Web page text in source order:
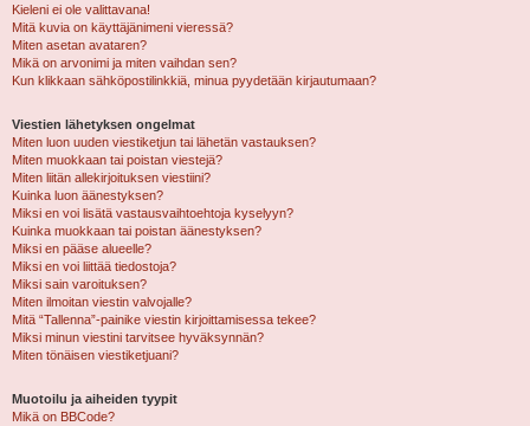
Kieleni ei ole valittavana!
Mitä kuvia on käyttäjänimeni vieressä?
Miten asetan avataren?
Mikä on arvonimi ja miten vaihdan sen?
Kun klikkaan sähköpostilinkkiä, minua pyydetään kirjautumaan?
Viestien lähetyksen ongelmat
Miten luon uuden viestiketjun tai lähetän vastauksen?
Miten muokkaan tai poistan viestejä?
Miten liitän allekirjoituksen viestiini?
Kuinka luon äänestyksen?
Miksi en voi lisätä vastausvaihtoehtoja kyselyyn?
Kuinka muokkaan tai poistan äänestyksen?
Miksi en pääse alueelle?
Miksi en voi liittää tiedostoja?
Miksi sain varoituksen?
Miten ilmoitan viestin valvojalle?
Mitä “Tallenna”-painike viestin kirjoittamisessa tekee?
Miksi minun viestini tarvitsee hyväksynnän?
Miten tönäisen viestiketjuani?
Muotoilu ja aiheiden tyypit
Mikä on BBCode?